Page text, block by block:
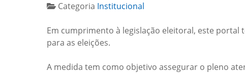
Categoria Institucional
Em cumprimento à legislação eleitoral, este
para as eleições.
A medida tem como objetivo assegurar o pleno